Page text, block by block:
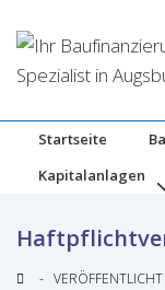
Zum
Inhalt
Hauptnavigation
Startseite
Kapitalanlagen